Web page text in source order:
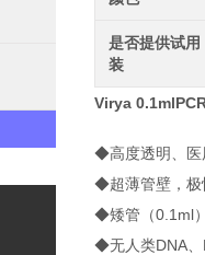
是否提供试用
装
Virya
◆高度透明、医
◆超薄管壁，极
◆矮管（0.1ml
◆无人类DNA、